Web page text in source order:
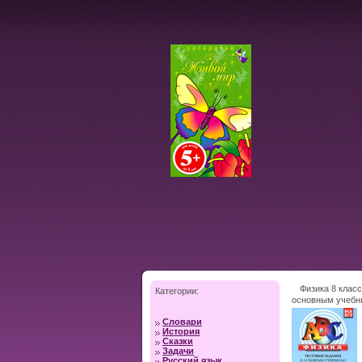
Категории:
Словари
История
Сказки
Задачи
Физика 8
основным
Серия: АВС Все